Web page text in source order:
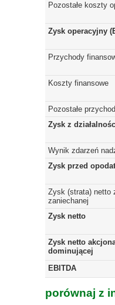
Pozostałe koszty
Zysk operacyjny
Przychody
Koszty finansowe
Pozostałe
Zysk z
Wynik zdarzeń
Zysk przed
Zysk (strata) netto
zaniechanej
Zysk netto
Zysk netto
dominującej
EBITDA
porównaj z